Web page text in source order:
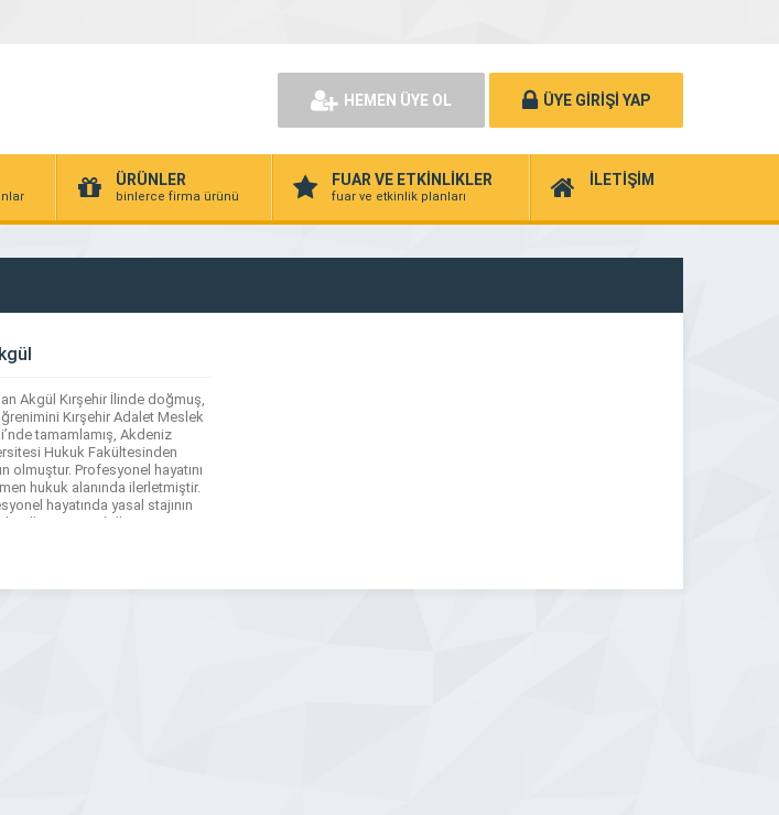
HEMEN ÜYE OL ÜYE GİRİŞİ YAP
ÜRÜNLER
binlerce firma ürünü
FUAR VE ETKİNLİKLER
fuar ve etkinlik planları
İLETİŞİM
Akgül Kırşehir İlinde doğmuş,
Kırşehir Adalet Meslek
tamamlamış, Akdeniz
Hukuk Fakültesinden
olmuştur. Profesyonel hayatını
hukuk alanında ilerletmiştir.
hayatında yasal stajının
öğrenim gördüğü süreçte
Hukuku Komisyonu Başkan